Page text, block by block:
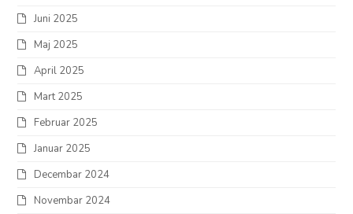
Juni 2025
Maj 2025
April 2025
Mart 2025
Februar 2025
Januar 2025
Decembar 2024
Novembar 2024